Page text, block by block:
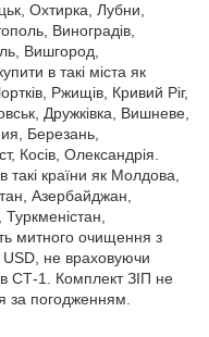
Охтирка, Лубни,
Виноградів,
Вишгород,
в такі міста як
Ржищів, Кривий Ріг,
Дружківка, Вишневе,
Березань,
Косів, Олександрія.
такі країни як Молдова,
Азербайджан,
митного очищення з
USD, не враховуючи
СТ-1. Комплект ЗІП не
за погодженням.